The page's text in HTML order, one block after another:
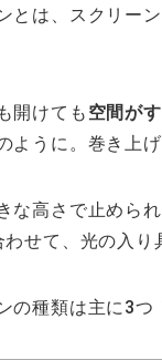
とは、スクリー
開けても 空間が
ように。巻き上
な高さで止めら
せて、光の入り
の種類は主に3つ